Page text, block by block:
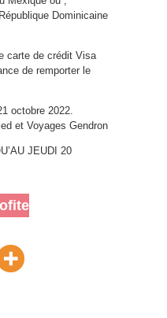
Dominicaine
carte de crédit Visa
de remporter le
octobre 2022.
et Voyages Gendron
JEUDI 20